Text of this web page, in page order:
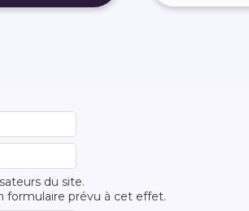
du site.
formulaire prévu à cet effet.